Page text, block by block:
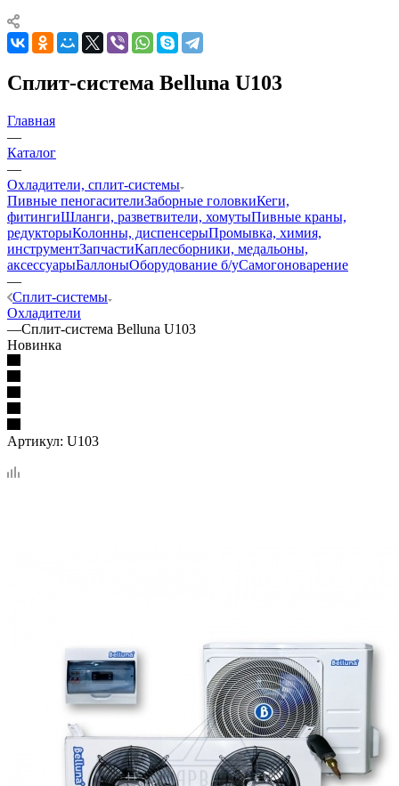
Сплит-система Belluna U103
Главная
—
Каталог
—
Охладители, сплит-системы
Пивные пеногасителиЗаборные головкиКеги,
фитингиШланги, разветвители, хомутыПивные краны,
редукторыКолонны, диспенсерыПромывка, химия,
инструментЗапчастиКаплесборники, медальоны,
аксессуарыБаллоныОборудование б/уСамогоноварение
—
Сплит-системы
Охладители
—Сплит-система Belluna U103
Новинка
Артикул: U103